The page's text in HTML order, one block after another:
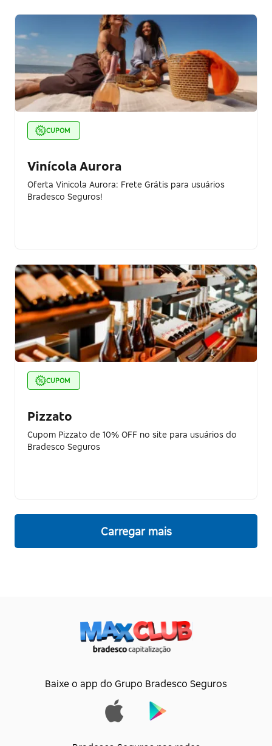
CUPOM
Vinícola Aurora
Oferta Vinicola Aurora: Frete Grátis para usuários
Bradesco Seguros!
CUPOM
Pizzato
Cupom Pizzato de 10% OFF no site para usuários do
Bradesco Seguros
Carregar mais
Baixe o app do Grupo Bradesco Seguros